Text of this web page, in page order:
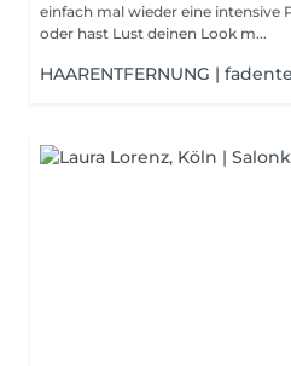
einfach mal wieder eine intensive
oder hast Lust deinen Look m...
HAARENTFERNUNG |